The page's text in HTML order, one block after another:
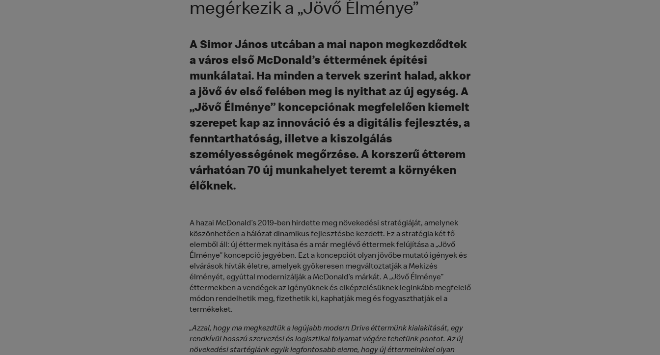
megérkezik a „Jövő Élménye”
A Simor János utcában a mai napon megkezdődtek
a város első McDonald’s éttermének építési
munkálatai. Ha minden a tervek szerint halad, akkor
a jövő év első felében meg is nyithat az új egység. A
„Jövő Élménye” koncepciónak megfelelően kiemelt
szerepet kap az innováció és a digitális fejlesztés, a
fenntarthatóság, illetve a kiszolgálás
személyességének megőrzése. A korszerű étterem
várhatóan 70 új munkahelyet teremt a környéken
élőknek.
A hazai McDonald’s 2019-ben hirdette meg növekedési stratégiáját, amelynek
köszönhetően a hálózat dinamikus fejlesztésbe kezdett. Ez a stratégia két fő
elemből áll: új éttermek nyitása és a már meglévő éttermek felújítása a „Jövő
Élménye” koncepció jegyében. Ezt a koncepciót olyan jövőbe mutató igények és
elvárások hívták életre, amelyek gyökeresen megváltoztatják a Mekizés
élményét, egyúttal modernizálják a McDonald’s márkát. A „Jövő Élménye”
éttermekben a vendégek az igényüknek és elképzelésüknek leginkább megfelelő
módon rendelhetik meg, fizethetik ki, kaphatják meg és fogyaszthatják el a
termékeket.
„Azzal, hogy ma megkezdtük a legújabb modern Drive éttermünk kialakítását, egy
rendkívül hosszú szervezési és logisztikai folyamat végére tehetünk pontot. Az új
növekedési startégiánk egyik legfontosabb eleme, hogy új éttermeinkkel olyan